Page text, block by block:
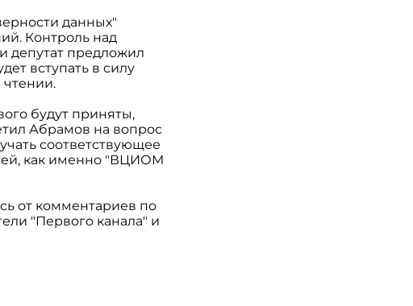
данных"
Контроль над
депутат предложил
вступать в силу
чтении.
будут приняты,
Абрамов на вопрос
соответствующее
как именно "ВЦИОМ
от комментариев по
"Первого канала" и